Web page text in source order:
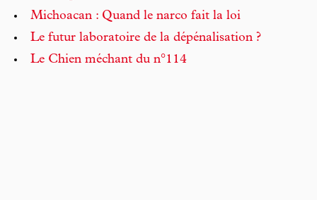
Michoacan : Quand le narco fait la loi
Le futur laboratoire de la dépénalisation ?
Le Chien méchant du n°114